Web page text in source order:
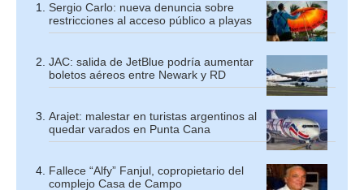
Sergio Carlo: nueva denuncia sobre
restricciones al acceso público a playas
JAC: salida de JetBlue podría aumentar
boletos aéreos entre Newark y RD
Arajet: malestar en turistas argentinos al
quedar varados en Punta Cana
Fallece “Alfy” Fanjul, copropietario del
complejo Casa de Campo